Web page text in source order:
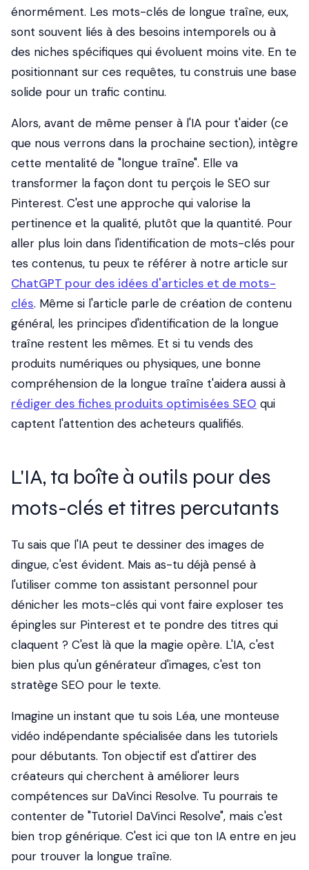
énormément. Les mots-clés de longue traîne, eux,
sont souvent liés à des besoins intemporels ou à
des niches spécifiques qui évoluent moins vite. En te
positionnant sur ces requêtes, tu construis une base
solide pour un trafic continu.
Alors, avant de même penser à l'IA pour t'aider (ce
que nous verrons dans la prochaine section), intègre
cette mentalité de "longue traîne". Elle va
transformer la façon dont tu perçois le SEO sur
Pinterest. C'est une approche qui valorise la
pertinence et la qualité, plutôt que la quantité. Pour
aller plus loin dans l'identification de mots-clés pour
tes contenus, tu peux te référer à notre article sur
ChatGPT pour des idées d'articles et de mots-
clés. Même si l'article parle de création de contenu
général, les principes d'identification de la longue
traîne restent les mêmes. Et si tu vends des
produits numériques ou physiques, une bonne
compréhension de la longue traîne t'aidera aussi à
rédiger des fiches produits optimisées SEO qui
captent l'attention des acheteurs qualifiés.
L'IA, ta boîte à outils pour des
mots-clés et titres percutants
Tu sais que l'IA peut te dessiner des images de
dingue, c'est évident. Mais as-tu déjà pensé à
l'utiliser comme ton assistant personnel pour
dénicher les mots-clés qui vont faire exploser tes
épingles sur Pinterest et te pondre des titres qui
claquent ? C'est là que la magie opère. L'IA, c'est
bien plus qu'un générateur d'images, c'est ton
stratège SEO pour le texte.
Imagine un instant que tu sois Léa, une monteuse
vidéo indépendante spécialisée dans les tutoriels
pour débutants. Ton objectif est d'attirer des
créateurs qui cherchent à améliorer leurs
compétences sur DaVinci Resolve. Tu pourrais te
contenter de "Tutoriel DaVinci Resolve", mais c'est
bien trop générique. C'est ici que ton IA entre en jeu
pour trouver la longue traîne.